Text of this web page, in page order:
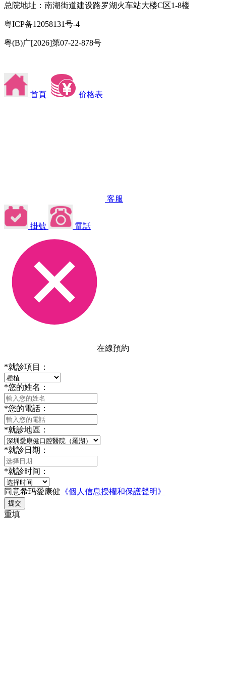
总院地址：南湖街道建设路罗湖火车站大楼C区1-8楼
粤ICP备12058131号-4
粤(B)广[2026]第07-22-878号
首頁 价格表
客服
掛號 電話
在線預約
*就診項目：
*您的姓名：
*您的電話：
*就診地區：
*就診日期：
*就診时间：
同意希玛愛康健 《個人信息授權和保護聲明》
提交
重填